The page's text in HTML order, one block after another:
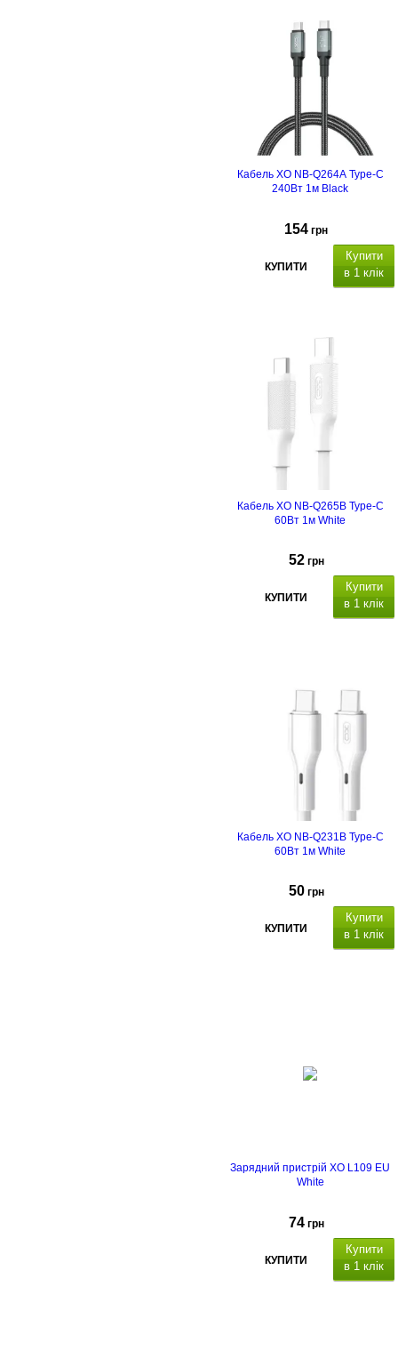
Кабель XO NB-Q264A Type-C
240Вт 1м Black
154 грн
КУПИТИ
Купити
в 1 клік
Кабель XO NB-Q265B Type-C
60Вт 1м White
52 грн
КУПИТИ
Купити
в 1 клік
Кабель XO NB-Q231B Type-C
60Вт 1м White
50 грн
КУПИТИ
Купити
в 1 клік
Зарядний пристрій XO L109 EU
White
74 грн
КУПИТИ
Купити
в 1 клік